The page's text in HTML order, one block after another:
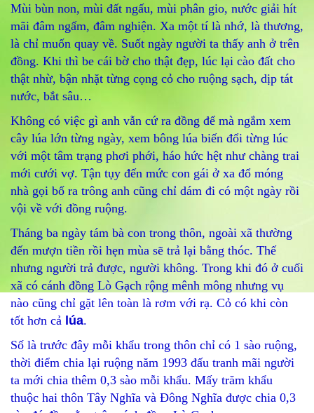
Mùi bùn non, mùi đất ngấu, mùi phân gio, nước giải hít
mãi đâm ngấm, đâm nghiện. Xa một tí là nhớ, là thương,
là chỉ muốn quay về. Suốt ngày người ta thấy anh ở trên
đồng. Khi thì be cái bờ cho thật đẹp, lúc lại cào đất cho
thật nhừ, bận nhặt từng cọng cỏ cho ruộng sạch, dịp tát
nước, bắt sâu…
Không có việc gì anh vẫn cứ ra đồng để mà ngắm xem
cây lúa lớn từng ngày, xem bông lúa biến đổi từng lúc
với một tâm trạng phơi phới, háo hức hệt như chàng trai
mới cưới vợ. Tận tụy đến mức con gái ở xa đổ móng
nhà gọi bố ra trông anh cũng chỉ dám đi có một ngày rồi
vội về với đồng ruộng.
Tháng ba ngày tám bà con trong thôn, ngoài xã thường
đến mượn tiền rồi hẹn mùa sẽ trả lại bằng thóc. Thế
nhưng người trả được, người không. Trong khi đó ở cuối
xã có cánh đồng Lò Gạch rộng mênh mông nhưng vụ
nào cũng chỉ gặt lên toàn là rơm với rạ. Cỏ có khi còn
tốt hơn cả lúa.
Số là trước đây mỗi khẩu trong thôn chỉ có 1 sào ruộng,
thời điểm chia lại ruộng năm 1993 đấu tranh mãi người
ta mới chia thêm 0,3 sào mỗi khẩu. Mấy trăm khẩu
thuộc hai thôn Tây Nghĩa và Đông Nghĩa được chia 0,3